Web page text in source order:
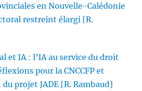
en Nouvelle-Calédonie
restreint élargi [R.
et IA : l’IA au service du droit
pour la CNCCFP et
projet JADE [R. Rambaud]